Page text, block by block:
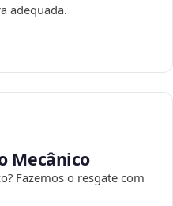
adequada.
Mecânico
Fazemos o resgate com